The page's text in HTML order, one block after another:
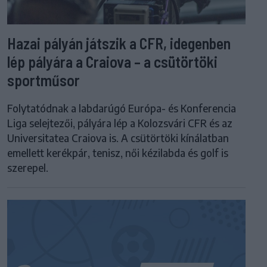
Hazai pályán játszik a CFR, idegenben
lép pályára a Craiova – a csütörtöki
sportműsor
Folytatódnak a labdarúgó Európa- és Konferencia
Liga selejtezői, pályára lép a Kolozsvári CFR és az
Universitatea Craiova is. A csütörtöki kínálatban
emellett kerékpár, tenisz, női kézilabda és golf is
szerepel.